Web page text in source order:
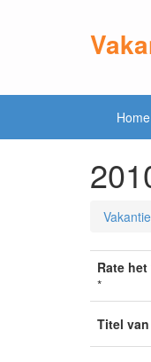
Home
Rate
*
Titel